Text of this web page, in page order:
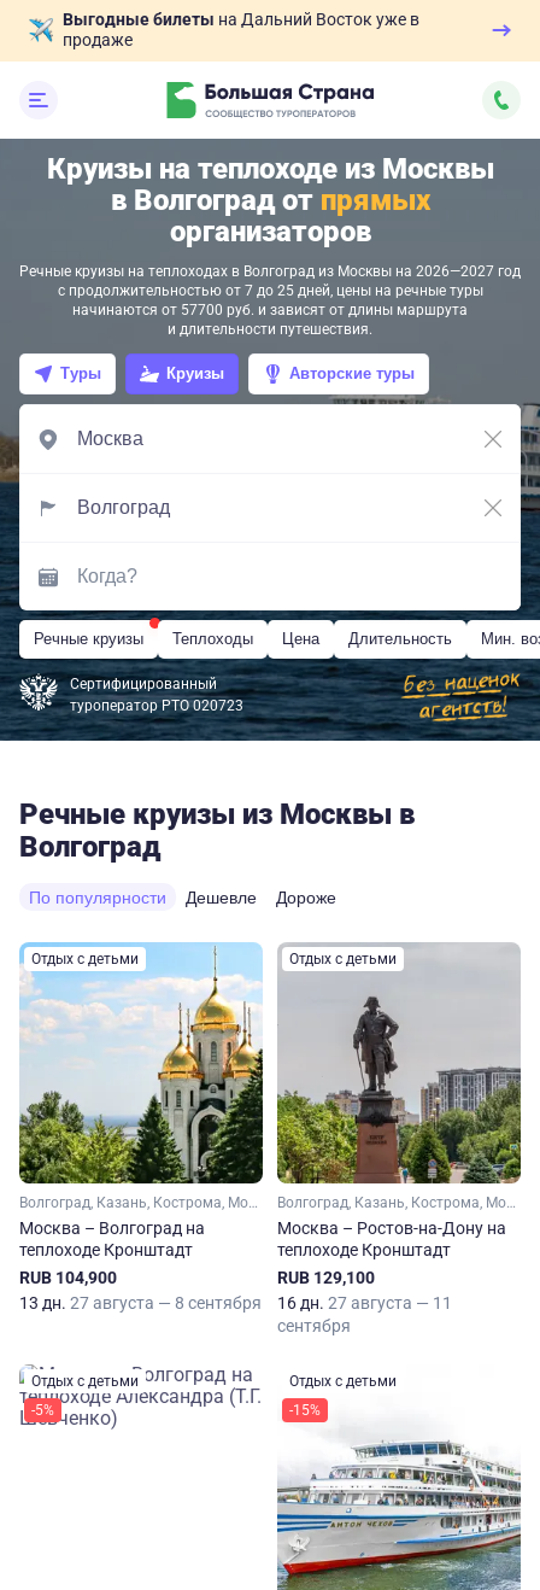
Выгодные билеты на Дальний Восток уже в
продаже
Круизы на теплоходе из Москвы
в Волгоград от прямых
организаторов
Речные круизы на теплоходах в Волгоград из Москвы на 2026—2027 год
с продолжительностью от 7 до 25 дней, цены на речные туры
начинаются от 57700 руб. и зависят от длины маршрута
и длительности путешествия.
Туры Круизы Авторские туры
Речные круизы Теплоходы Цена Длительность Мин.
Сертифицированный
туроператор РТО 020723
Речные круизы из Москвы в
Волгоград
По популярности Дешевле Дороже
Отдых с детьми
Волгоград, Казань, Кострома, Москва, Нижний Новгород, Самара, Саратов, Тверь, Ульяновск, Чебоксары, Ярославль, Углич, Калязин, Кинешма, Городец, Юрьевец
Москва – Волгоград на
теплоходе Кронштадт
RUB 104,900
13 дн. 27 августа — 8 сентября
Отдых с детьми
Волгоград, Казань, Кострома, Москва, Нижний Новгород, Ростов-на-Дону, Самара, Саратов, Тверь, Ульяновск, Чебоксары, Ярославль, Углич, Калязин, Кинешма, Городец, Юрьевец
Москва – Ростов-на-Дону на
теплоходе Кронштадт
RUB 129,100
16 дн. 27 августа — 11
сентября
Отдых с детьми
-5%
Отдых с детьми
-15%